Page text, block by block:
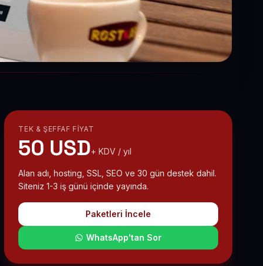
TEK & ŞEFFAF FIYAT
50 USD+ KDV / yıl
Alan adı, hosting, SSL, SEO ve 30 gün destek dahil.
Siteniz 1-3 iş günü içinde yayında.
Paketleri İncele
WhatsApp'tan Sor